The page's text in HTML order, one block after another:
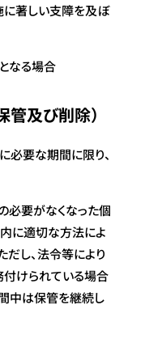
著しい支障を及ぼ
なる場合
管及び削除）
必要な期間に限り、
必要がなくなった個
に適切な方法によ
だし、法令等により
けられている場合
中は保管を継続し